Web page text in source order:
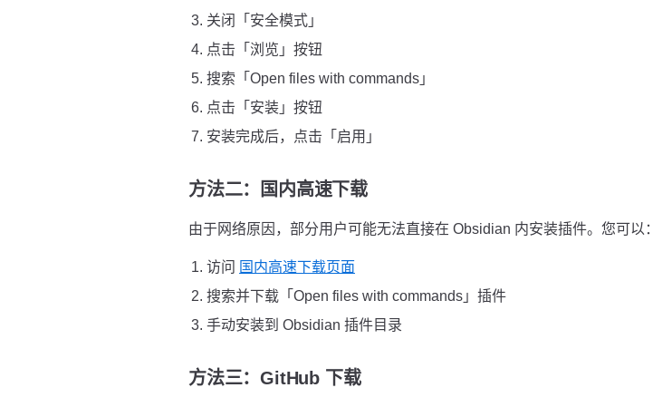
关闭「安全模式」
点击「浏览」按钮
搜索「Open files with commands」
点击「安装」按钮
安装完成后，点击「启用」
方法二：国内高速下载
由于网络原因，部分用户可能无法直接在 Obsidian 内安装插件。您可以：
访问 国内高速下载页面
搜索并下载「Open files with commands」插件
手动安装到 Obsidian 插件目录
方法三：GitHub 下载